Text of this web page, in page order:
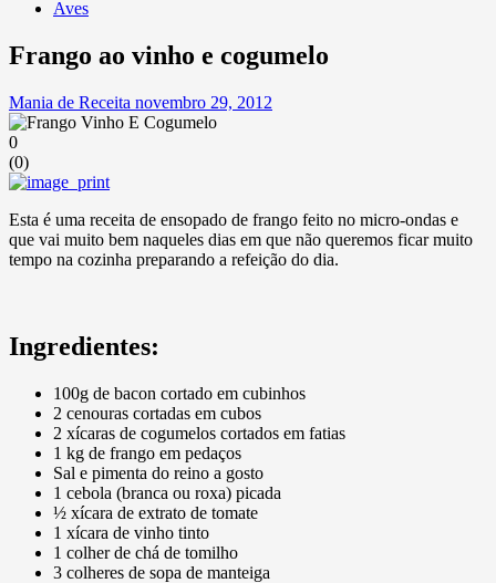
Aves
Frango ao vinho e cogumelo
Mania de Receita novembro 29, 2012
0
(0)
Esta é uma receita de ensopado de frango feito no micro-ondas e
que vai muito bem naqueles dias em que não queremos ficar muito
tempo na cozinha preparando a refeição do dia.
Ingredientes:
100g de bacon cortado em cubinhos
2 cenouras cortadas em cubos
2 xícaras de cogumelos cortados em fatias
1 kg de frango em pedaços
Sal e pimenta do reino a gosto
1 cebola (branca ou roxa) picada
½ xícara de extrato de tomate
1 xícara de vinho tinto
1 colher de chá de tomilho
3 colheres de sopa de manteiga